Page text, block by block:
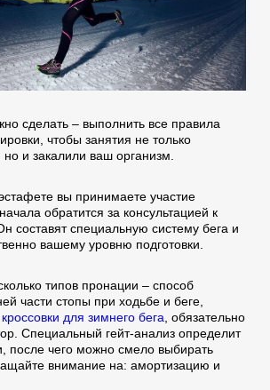
сделать – выполнить все правила
чтобы занятия не только
и закалили ваш организм.
вы принимаете участие
обратится за консультацией к
составят специальную систему бега и
вашему уровню подготовки.
типов пронации – способ
части стопы при ходьбе и беге,
кроссовки для зимнего бега, обязательно
Специальный гейт-анализ определит
после чего можно смело выбирать
внимание на: амортизацию и